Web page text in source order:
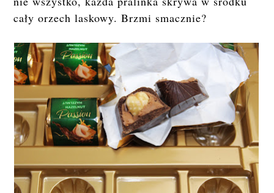
cały orzech laskowy. Brzmi smacznie?